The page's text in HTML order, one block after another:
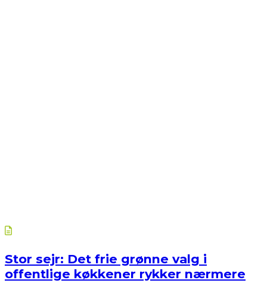
Stor sejr: Det frie grønne valg i
offentlige køkkener rykker nærmere